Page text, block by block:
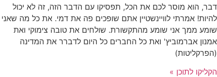
דבר, הוא מוסר לכם את הכל, תפסיקו עם הדבר הזה, זה לא יכול
להיות! אמרתי לוויינשטיין אתם שופכים פה את דמי. את כל מה שאני
שומע ממך אני שומע מהתקשורת. שולחים את טובה צימוקי ואת
אמנון אברמוביץ' ואת כל החברים כל היום לדברר את המדינה
(הפרקליטות)
הקליקו לתוכן »